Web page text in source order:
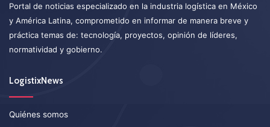
Portal de noticias especializado en la industria logística en México
y América Latina, comprometido en informar de manera breve y
práctica temas de: tecnología, proyectos, opinión de líderes,
normatividad y gobierno.
LogistixNews
Quiénes somos